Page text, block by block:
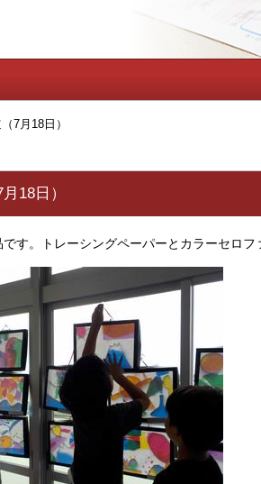
7月18日）
18日）
す。トレーシングペーパーとカラーセロフ